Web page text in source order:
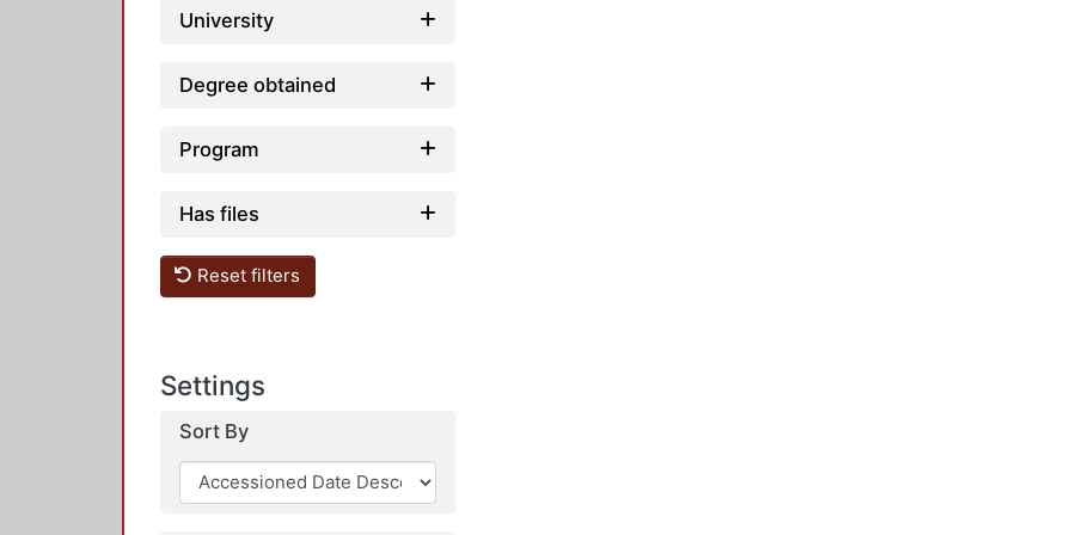
University
Degree obtained
Program
Has files
Reset filters
Settings
Sort By